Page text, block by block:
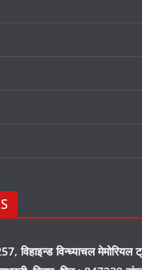
विहाइन्ड विन्ध्याचल मेमोरियल